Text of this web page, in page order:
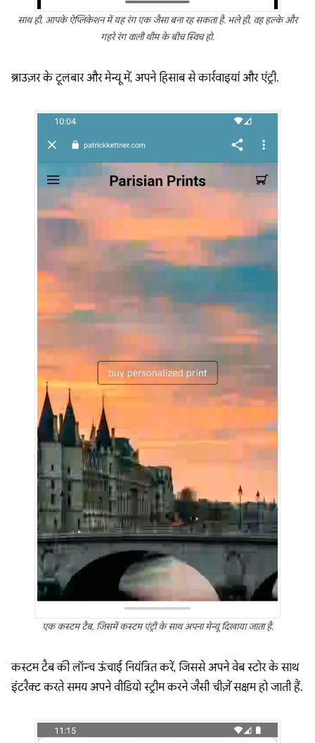
साथ ही, आपके ऐप्लिकेशन में यह रंग एक जैसा बना रह सकता है. भले ही, वह हल्के और
गहरे रंग वाली थीम के बीच स्विच हो.
ब्राउज़र के टूलबार और मेन्यू में, अपने हिसाब से कार्रवाइयां और एंट्री.
एक कस्टम टैब, जिसमें कस्टम एंट्री के साथ अपना मेन्यू दिखाया जाता है.
कस्टम टैब की लॉन्च ऊंचाई नियंत्रित करें, जिससे अपने वेब स्टोर के साथ
इंटरैक्ट करते समय अपने वीडियो स्ट्रीम करने जैसी चीज़ें सक्षम हो जाती हैं.